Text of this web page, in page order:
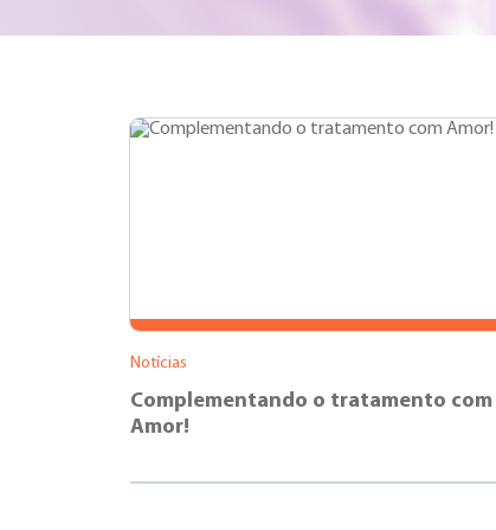
Notícias
Complementando o tratamento com
Amor!